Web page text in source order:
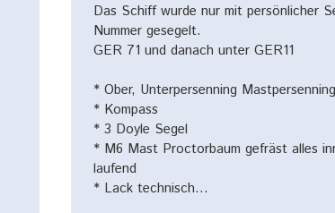
Das Schiff wurde nur mit persönlicher
Nummer gesegelt.
GER 71 und danach unter GER11
* Ober, Unterpersenning Mastpersenning
* Kompass
* 3 Doyle Segel
* M6 Mast Proctorbaum gefräst alles
laufend
* Lack technisch…